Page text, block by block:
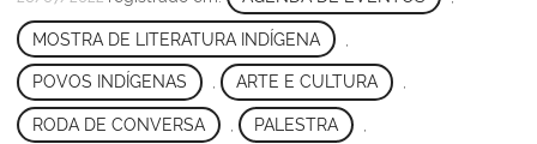
MOSTRA DE LITERATURA INDÍGENA
POVOS INDÍGENAS , ARTE E CULTURA ,
RODA DE CONVERSA PALESTRA